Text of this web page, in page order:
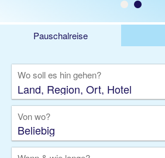
Pauschalreise
Kreuzfahrten
Rundreisen
Privattransfer
Zusatzleistungen
Wo soll es hin gehen?
Von wo?
Beliebig